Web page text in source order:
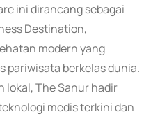
ini dirancang sebagai
Destination,
modern yang
pariwisata berkelas dunia.
lokal, The Sanur hadir
medis terkini dan